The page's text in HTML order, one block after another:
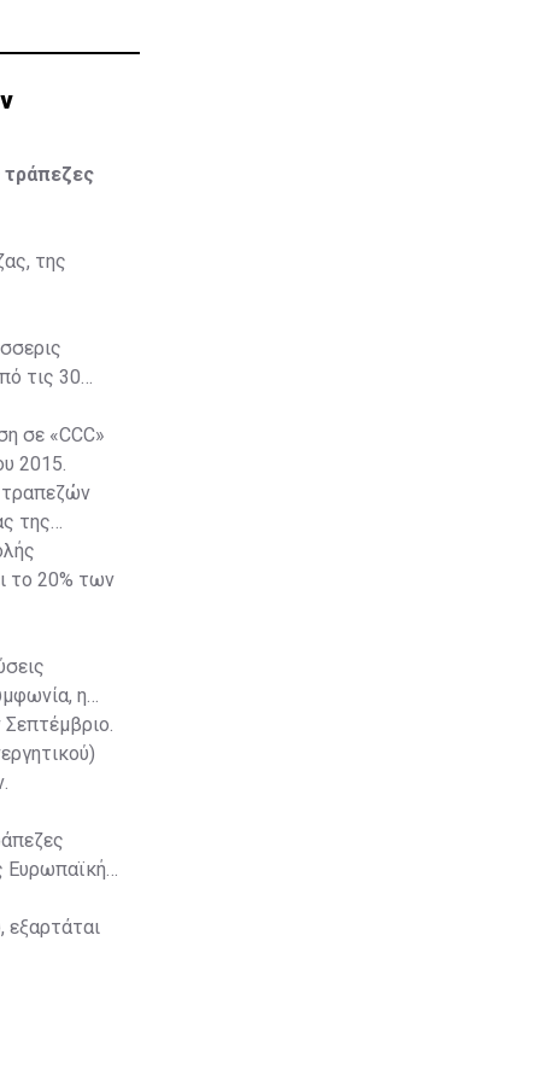
τράπεζες
της
τις 30
σε «CCC»
2015.
τραπεζών
της
το 20% των
η
εξαρτάται